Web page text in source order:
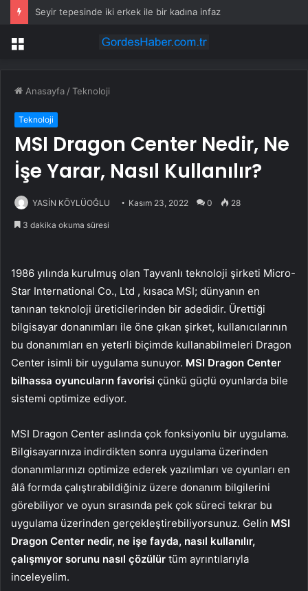
Seyir tepesinde iki erkek ile bir kadına infaz
Menü
Anasayfa /Teknoloji
Teknoloji
MSI Dragon Center Nedir, Ne
İşe Yarar, Nasıl Kullanılır?
YASİN KÖYLÜOĞLU Kasım 23, 2022 0 28
3 dakika okuma süresi
1986 yılında kurulmuş olan Tayvanlı teknoloji şirketi Micro-
Star International Co., Ltd , kısaca MSI; dünyanın en
tanınan teknoloji üreticilerinden bir adedidir. Ürettiği
bilgisayar donanımları ile öne çıkan şirket, kullanıcılarının
bu donanımları en yeterli biçimde kullanabilmeleri Dragon
Center isimli bir uygulama sunuyor. MSI Dragon Center
bilhassa oyuncuların favorisi çünkü güçlü oyunlarda bile
sistemi optimize ediyor.
MSI Dragon Center aslında çok fonksiyonlu bir uygulama.
Bilgisayarınıza indirdikten sonra uygulama üzerinden
donanımlarınızı optimize ederek yazılımları ve oyunları en
âlâ formda çalıştırabildiğiniz üzere donanım bilgilerini
görebiliyor ve oyun sırasında pek çok süreci tekrar bu
uygulama üzerinden gerçekleştirebiliyorsunuz. Gelin MSI
Dragon Center nedir, ne işe fayda, nasıl kullanılır,
çalışmıyor sorunu nasıl çözülür tüm ayrıntılarıyla
inceleyelim.